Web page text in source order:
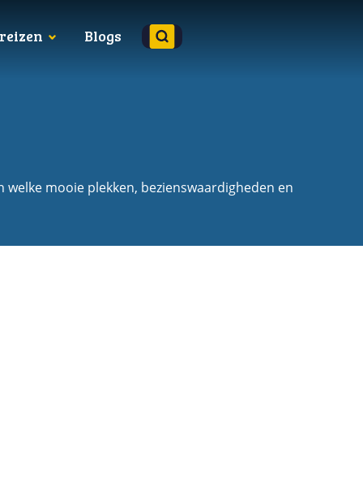
Blogs
mooie plekken, bezienswaardigheden en